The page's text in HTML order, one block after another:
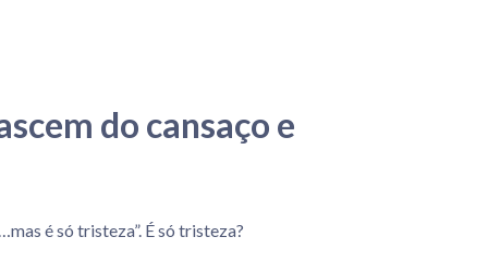
do cansaço e
é só tristeza”. É só tristeza?